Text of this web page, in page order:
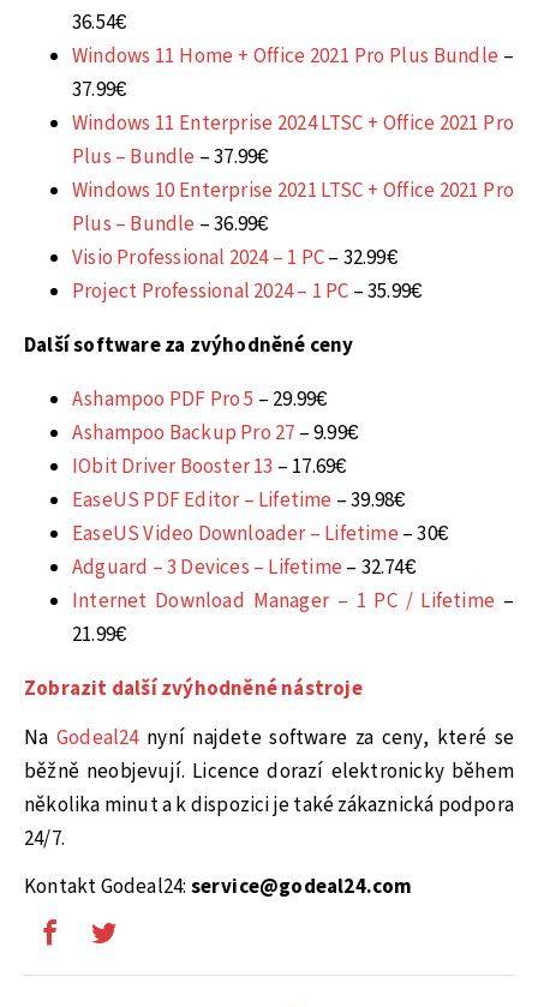
36.54€
Windows 11 Home + Office 2021 Pro Plus Bundle –
37.99€
Windows 11 Enterprise 2024 LTSC + Office 2021 Pro
Plus – Bundle – 37.99€
Windows 10 Enterprise 2021 LTSC + Office 2021 Pro
Plus – Bundle – 36.99€
Visio Professional 2024 – 1 PC– 32.99€
Project Professional 2024 – 1 PC – 35.99€
Další software za zvýhodněné ceny
Ashampoo PDF Pro 5 – 29.99€
Ashampoo Backup Pro 27 – 9.99€
IObit Driver Booster 13 – 17.69€
EaseUS PDF Editor – Lifetime – 39.98€
EaseUS Video Downloader – Lifetime – 30€
Adguard – 3 Devices – Lifetime – 32.74€
Internet Download Manager – 1 PC / Lifetime –
21.99€
Zobrazit další zvýhodněné nástroje
Na Godeal24nyní najdete software za ceny, které se
běžně neobjevují. Licence dorazí elektronicky během
několika minut a k dispozici je také zákaznická podpora
24/7.
Kontakt Godeal24: service@godeal24.com